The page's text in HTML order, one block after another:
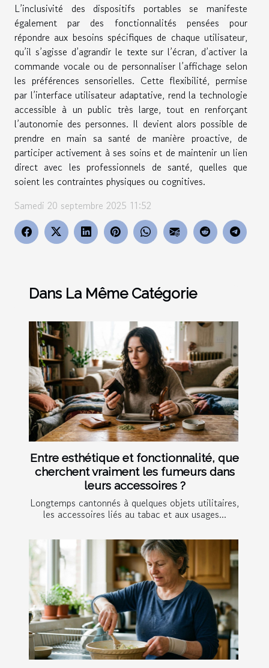
L’inclusivité des dispositifs portables se manifeste
également par des fonctionnalités pensées pour
répondre aux besoins spécifiques de chaque utilisateur,
qu’il s’agisse d’agrandir le texte sur l’écran, d’activer la
commande vocale ou de personnaliser l’affichage selon
les préférences sensorielles. Cette flexibilité, permise
par l’interface utilisateur adaptative, rend la technologie
accessible à un public très large, tout en renforçant
l’autonomie des personnes. Il devient alors possible de
prendre en main sa santé de manière proactive, de
participer activement à ses soins et de maintenir un lien
direct avec les professionnels de santé, quelles que
soient les contraintes physiques ou cognitives.
Samedi 20 septembre 2025 11:52
Dans La Même Catégorie
Entre esthétique et fonctionnalité, que
cherchent vraiment les fumeurs dans
leurs accessoires ?
Longtemps cantonnés à quelques objets utilitaires,
les accessoires liés au tabac et aux usages...